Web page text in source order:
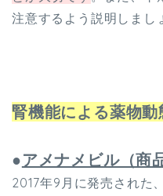
注意するよう説明しまし
腎機能による薬物
●アメナメビル（商
2017年9月に発売された